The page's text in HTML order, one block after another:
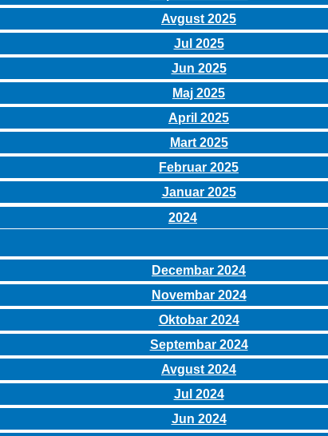
Avgust 2025
Jul 2025
Jun 2025
Maj 2025
April 2025
Mart 2025
Februar 2025
Januar 2025
2024
Decembar 2024
Novembar 2024
Oktobar 2024
Septembar 2024
Avgust 2024
Jul 2024
Jun 2024